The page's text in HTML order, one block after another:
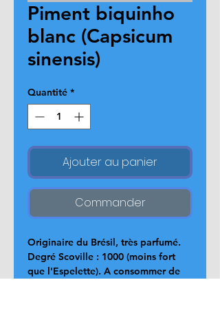
Piment biquinho
blanc (Capsicum
sinensis)
Quantité *
Ajouter au panier
Commander
Originaire du Brésil, très parfumé.
Degré Scoville : 1000 (moins fort
que l'Espelette). A consommer de